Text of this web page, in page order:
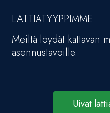
LATTIATYYPPIMME
Meiltä löydät kattavan
asennustavoille.
Uivat